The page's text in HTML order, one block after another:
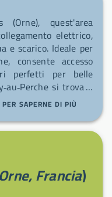
(Orne), quest'area
elettrico,
e scarico. Ideale per
consente accesso
perfetti per belle
si trova a
a piedi o in
colonnina di
è posizionata al di
PER SAPERNE DI PIÙ
Francia)